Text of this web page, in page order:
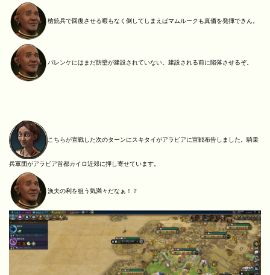
槍銃兵で回復させる暇もなく倒してしまえばマムルークも真価を発揮できん。
パレンケにはまだ防壁が建設されていない。建設される前に陥落させるぞ。
こちらが宣戦した次のターンにスキタイがアラビアに宣戦布告しました。騎乗
兵軍団がアラビア首都カイロ近郊に押し寄せています。
漁夫の利を狙う気満々だなぁ！？